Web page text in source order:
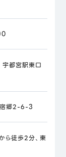
都宮駅東口
郷2-6-3
ら徒歩2分、東